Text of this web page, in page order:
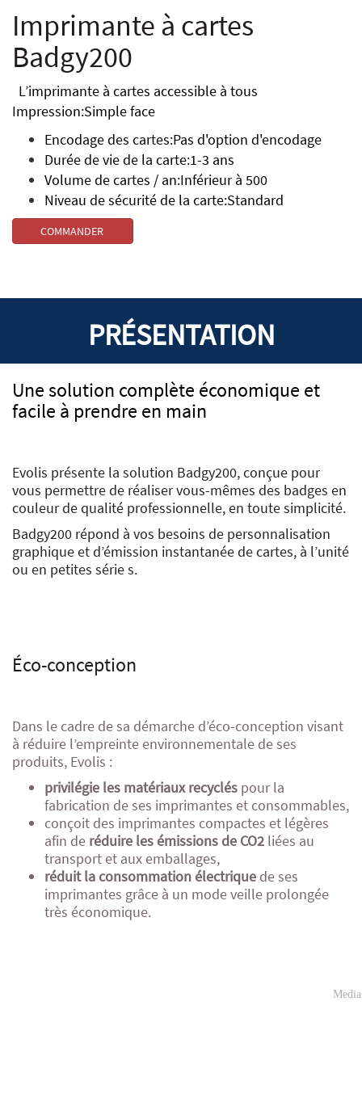
Imprimante à cartes
Badgy200
L’imprimante à cartes accessible à tous
Impression:Simple face
Encodage des cartes:Pas d'option d'encodage
Durée de vie de la carte:1-3 ans
Volume de cartes / an:Inférieur à 500
Niveau de sécurité de la carte:Standard
COMMANDER
PRÉSENTATION
Une solution complète économique et
facile à prendre en main
Evolis présente la solution Badgy200, conçue pour
vous permettre de réaliser vous-mêmes des badges en
couleur de qualité professionnelle, en toute simplicité.
Badgy200 répond à vos besoins de personnalisation
graphique et d’émission instantanée de cartes, à l’unité
ou en petites séries.
Éco-conception
Dans le cadre de sa démarche d’éco-conception visant
à réduire l’empreinte environnementale de ses
produits, Evolis :
privilégie les matériaux recyclés pour la
fabrication de ses imprimantes et consommables,
conçoit des imprimantes compactes et légères
afin de réduire les émissions de CO2 liées au
transport et aux emballages,
réduit la consommation électrique de ses
imprimantes grâce à un mode veille prolongée
très économique.